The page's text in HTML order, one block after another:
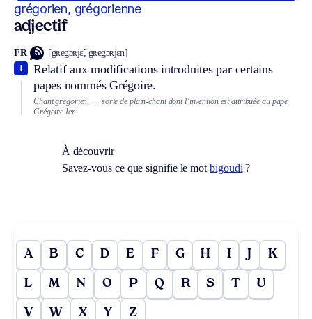
grégorien, grégorienne
adjectif
FR [gʀegɔʀjɛ̃, gʀegɔʀjɛn]
Relatif aux modifications introduites par certains
papes nommés Grégoire.
1
Chant grégorien, → sorte de plain-chant dont l’invention est attribuée au pape
Grégoire Ier.
À découvrir
Savez-vous ce que signifie le mot bigoudi ?
A B C D E F G H I J K
L M N O P Q R S T U
V W X Y Z